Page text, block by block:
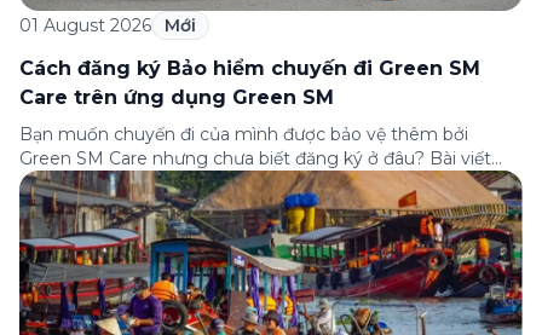
01 August 2026 Mới
Cách đăng ký Bảo hiểm chuyến đi Green SM
Care trên ứng dụng Green SM
Bạn muốn chuyến đi của mình được bảo vệ thêm bởi
Green SM Care nhưng chưa biết đăng ký ở đâu? Bài viết
dưới đây sẽ hướng dẫn chi tiết cách tham gia (và hủy tham
gia) gói bảo hiểm này ngay trên ứng dụng Green SM, cùng
những lưu ý quan trọng trước khi […]